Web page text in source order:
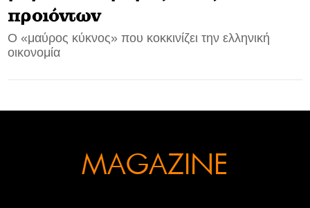
προιόντων
Ο «μαύρος κύκνος» που κοκκινίζει την ελληνική
οικονομία
MAGAZINE